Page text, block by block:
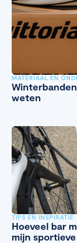
MATERIAAL EN
weten
TIPS EN INSPIRATIE
Hoeveel bar
mijn